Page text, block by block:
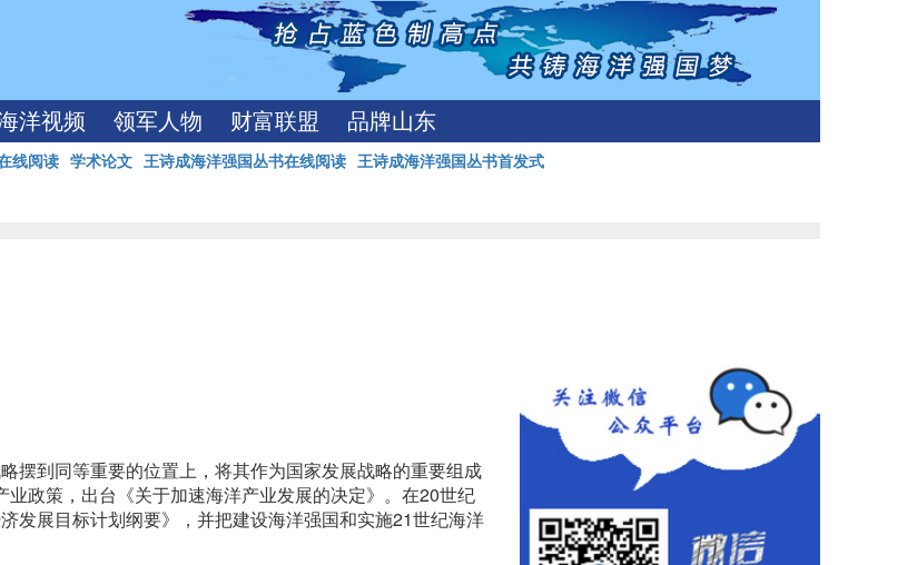
洋视频 领军人物 财富联盟 品牌山东
线阅读 学术论文 王诗成海洋强国丛书在线阅读 王诗成海洋强国丛书首发式
摆到同等重要的位置上，将其作为国家发展战略的重要组成
政策，出台《关于加速海洋产业发展的决定》。在20世纪
发展目标计划纲要》，并把建设海洋强国和实施21世纪海洋